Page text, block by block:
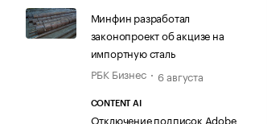
Минфин разработал
законопроект об акцизе на
импортную сталь
РБК Бизнес
6 августа
CONTENT AI
Отключение подписок Adobe